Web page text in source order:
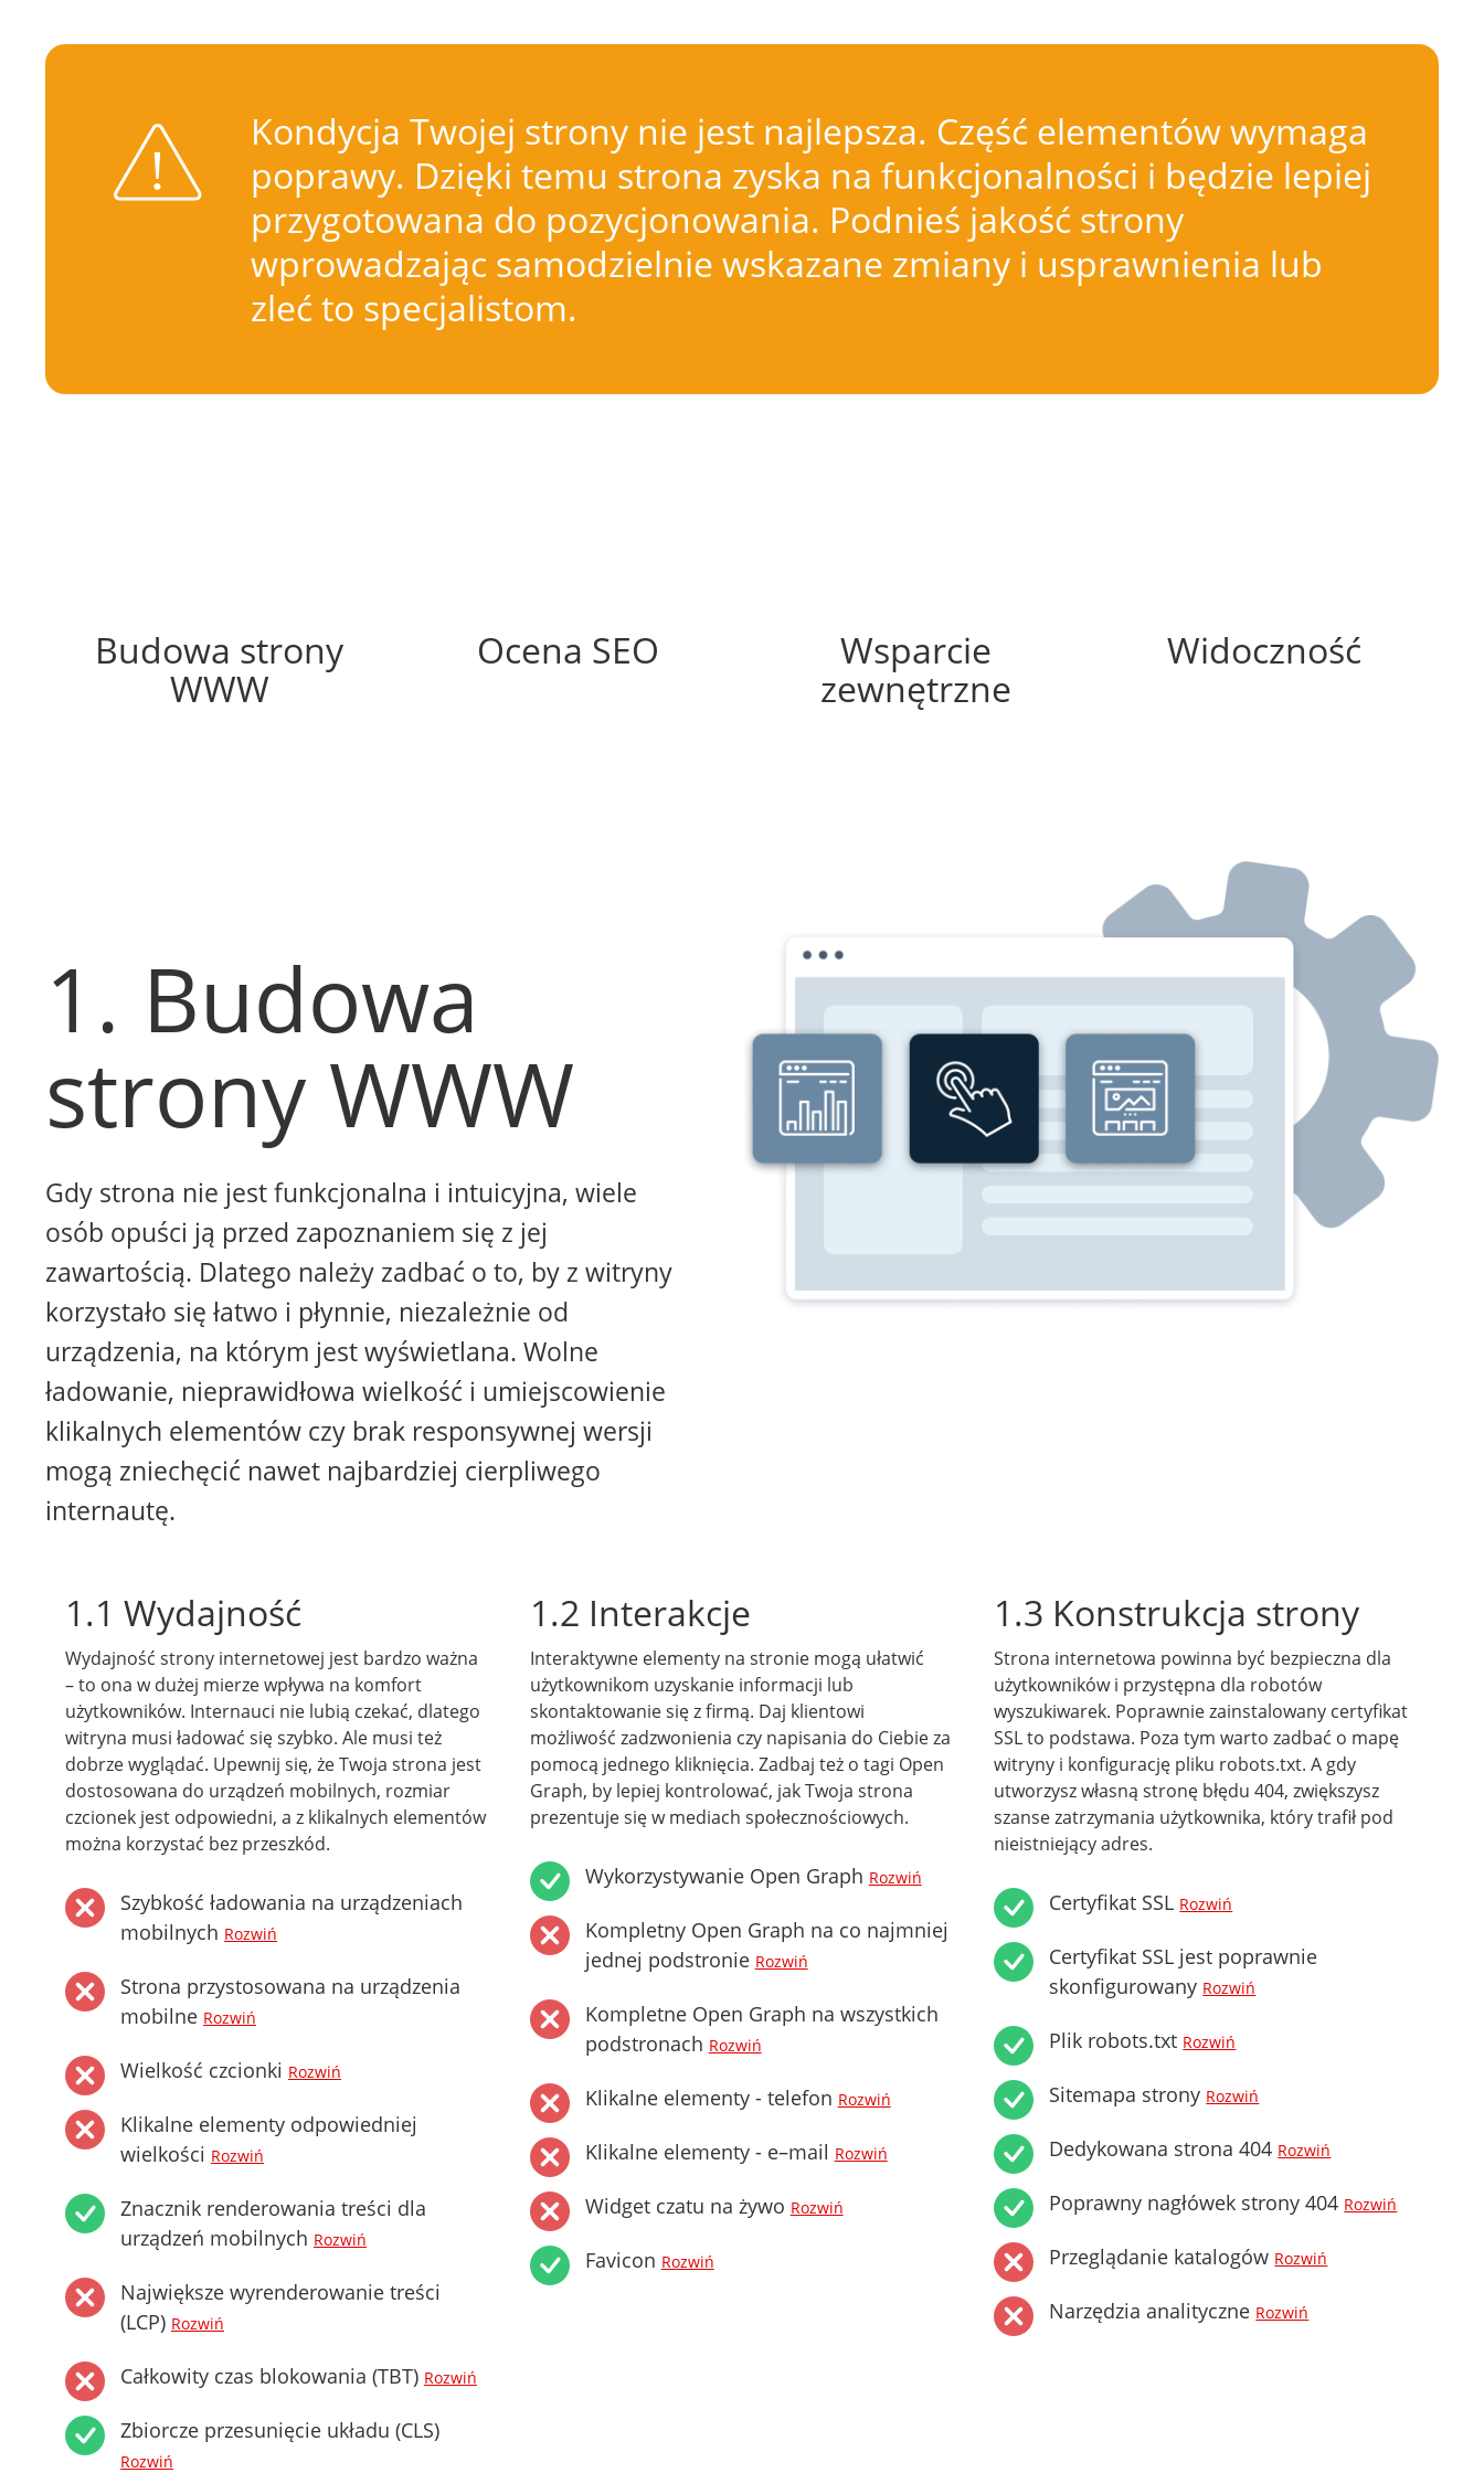
Kondycja Twojej strony nie jest najlepsza. Część elementów wymaga
poprawy. Dzięki temu strona zyska na funkcjonalności i będzie lepiej
przygotowana do pozycjonowania. Podnieś jakość strony
wprowadzając samodzielnie wskazane zmiany i usprawnienia lub
zleć to specjalistom.
Budowa strony
WWW
Ocena SEO
Wsparcie
zewnętrzne
Widoczność
1. Budowa
strony WWW
Gdy strona nie jest funkcjonalna i intuicyjna, wiele
osób opuści ją przed zapoznaniem się z jej
zawartością. Dlatego należy zadbać o to, by z witryny
korzystało się łatwo i płynnie, niezależnie od
urządzenia, na którym jest wyświetlana. Wolne
ładowanie, nieprawidłowa wielkość i umiejscowienie
klikalnych elementów czy brak responsywnej wersji
mogą zniechęcić nawet najbardziej cierpliwego
internautę.
1.1 Wydajność
Wydajność strony internetowej jest bardzo ważna
– to ona w dużej mierze wpływa na komfort
użytkowników. Internauci nie lubią czekać, dlatego
witryna musi ładować się szybko. Ale musi też
dobrze wyglądać. Upewnij się, że Twoja strona jest
dostosowana do urządzeń mobilnych, rozmiar
czcionek jest odpowiedni, a z klikalnych elementów
można korzystać bez przeszkód.
Szybkość ładowania na urządzeniach
mobilnych Rozwiń
Strona przystosowana na urządzenia
mobilne Rozwiń
Wielkość czcionki Rozwiń
Klikalne elementy odpowiedniej
wielkości Rozwiń
Znacznik renderowania treści dla
urządzeń mobilnych Rozwiń
Największe wyrenderowanie treści
(LCP) Rozwiń
Całkowity czas blokowania (TBT) Rozwiń
Zbiorcze przesunięcie układu (CLS)
Rozwiń
1.2 Interakcje
Interaktywne elementy na stronie mogą ułatwić
użytkownikom uzyskanie informacji lub
skontaktowanie się z firmą. Daj klientowi
możliwość zadzwonienia czy napisania do Ciebie za
pomocą jednego kliknięcia. Zadbaj też o tagi Open
Graph, by lepiej kontrolować, jak Twoja strona
prezentuje się w mediach społecznościowych.
Wykorzystywanie Open Graph Rozwiń
Kompletny Open Graph na co najmniej
jednej podstronie Rozwiń
Kompletne Open Graph na wszystkich
podstronach Rozwiń
Klikalne elementy - telefon Rozwiń
Klikalne elementy - e–mail Rozwiń
Widget czatu na żywo Rozwiń
Favicon Rozwiń
1.3 Konstrukcja strony
Strona internetowa powinna być bezpieczna dla
użytkowników i przystępna dla robotów
wyszukiwarek. Poprawnie zainstalowany certyfikat
SSL to podstawa. Poza tym warto zadbać o mapę
witryny i konfigurację pliku robots.txt. A gdy
utworzysz własną stronę błędu 404, zwiększysz
szanse zatrzymania użytkownika, który trafił pod
nieistniejący adres.
Certyfikat SSL Rozwiń
Certyfikat SSL jest poprawnie
skonfigurowany Rozwiń
Plik robots.txt Rozwiń
Sitemapa strony Rozwiń
Dedykowana strona 404 Rozwiń
Poprawny nagłówek strony 404 Rozwiń
Przeglądanie katalogów Rozwiń
Narzędzia analityczne Rozwiń